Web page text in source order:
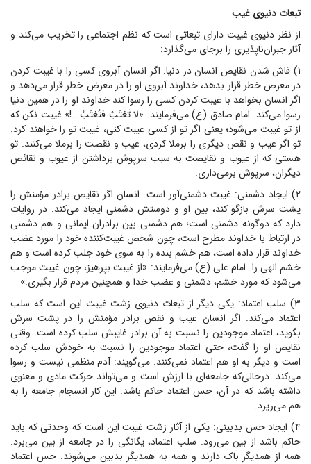
تبعات دنیوی غیب
از نظر دنیوی غیبت دارای تبعاتی است که نظم اجتماعی را تخریب می‌کند و
آثار جبران‌ناپذیری را برجای می‌گذارد:
۱) فاش شدن نقایص انسان در دنیا: اگر انسان آبروی کسی را با غیبت کردن
در معرض خطر قرار بدهد، خداوند آبروی او را در معرض خطر قرار می‌دهد و
اگر انسان بخواهد با غیبت کردن کسی را رسوا کند خداوند او را در همین دنیا
رسوا می‌کند. امام صادق (ع) می‌فرمایند: «لا تَغتَبْ فتُغتَبُ...!» غیبت نکن که
از تو غیبت مى‌شود؛ یعنی اگر تو از کسی غیبت کنی، غیبت تو را خواهند کرد.
تو اگر عیب و نقص دیگری را برملا کردی، عیب و نقصت را برملا می‌کنند. تو
هستی که از عیوب و نقایصت به سبب سرپوش برداشتن از عیوب و نقائص
دیگران، سرپوش برمی‌داری.
۲) ایجاد دشمنی: غیبت دشمنی‌آور است. انسان اگر نقایص برادر مؤمنش را
پشت سرش بازگو کند، بین او و دوستش دشمنی ایجاد می‌کند. در روایات
دارد که دوگونه دشمنی است؛ هم دشمنی بین برادران ایمانی و هم دشمنی
در ارتباط با خداوند مطرح است، چون شخص غیبت‌کننده خود را مورد غضب
خداوند قرار داده است، هم خشم بنده را به سوی خود جلب کرده است و هم
خشم الهی را. امام علی (ع) می‌فرمایند: «از غیبت بپرهیز، چون غیبت موجب
می‌شود که مورد خشم، دشمنی و غضب خدا و همچنین مردم قرار بگیری.»
۳) سلب اعتماد: یکی دیگر از تبعات دنیوی زشت غیبت این است که سلب
اعتماد می‌کند. اگر انسان عیب و نقص برادر مؤمنش را در پشت سرش
بگوید، اعتماد موجودین را نسبت به آن برادر غایبش سلب کرده است. وقتی
نقایص او را گفت، حتی اعتماد موجودین را نسبت به خودش سلب کرده
است و دیگر به او هم اعتماد نمی‌کنند. می‌گویند: آدم منظمی نیست و رسوا
می‌کند. درحالی‌که جامعه‌ای با ارزش است و می‌تواند حرکت مادی و معنوی
داشته باشد که در آن، حس اعتماد حاکم باشد. این کار انسجام جامعه را به
هم می‌ریزد.
۴) ایجاد حس بدبینی: یکی از آثار زشت غیبت این است که وحدتی که باید
حاکم باشد از بین می‌رود. سلب اعتماد، یگانگی را در جامعه از بین می‌برد.
همه از همدیگر باک دارند و همه به همدیگر بدبین می‌شوند. حس اعتماد